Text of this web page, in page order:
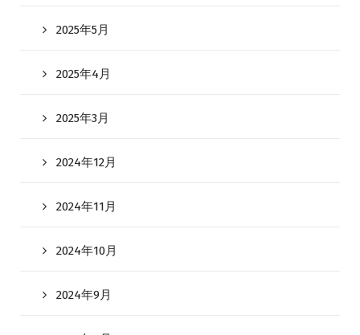
2025年5月
2025年4月
2025年3月
2024年12月
2024年11月
2024年10月
2024年9月